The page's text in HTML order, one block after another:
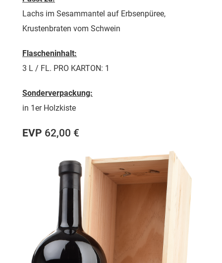
Lachs im Sesammantel auf Erbsenpüree,
Krustenbraten vom Schwein
Flascheninhalt:
3 L / FL. PRO KARTON: 1
Sonderverpackung:
in 1er Holzkiste
EVP 62,00 €